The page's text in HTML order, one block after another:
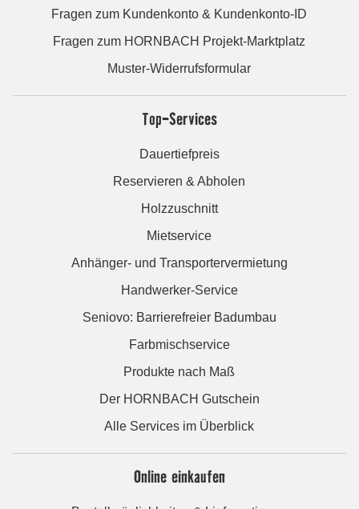
Fragen zum Kundenkonto & Kundenkonto-ID
Fragen zum HORNBACH Projekt-Marktplatz
Muster-Widerrufsformular
Top-Services
Dauertiefpreis
Reservieren & Abholen
Holzzuschnitt
Mietservice
Anhänger- und Transportervermietung
Handwerker-Service
Seniovo: Barrierefreier Badumbau
Farbmischservice
Produkte nach Maß
Der HORNBACH Gutschein
Alle Services im Überblick
Online einkaufen